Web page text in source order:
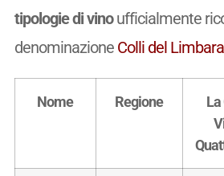
tipologie di vinoufficialmente
denominazione Colli del
Nome Regione
La